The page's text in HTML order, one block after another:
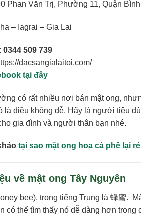
Phan Văn Trị, Phường 11, Quận
– Iagrai – Gia Lai
0344 509 739
dacsangialaitoi.com/
tại đây
có rất nhiều nơi bán mật ong,
là điều không dễ. Hãy là người tiêu
gia đình và người thân bạn nhé.
tại sao mật ong hoa cà phê lại rẻ
về mật ong Tây Nguyên
bee), trong tiếng Trung là 蜂蜜.
có thể tìm thấy nó dễ dàng hơn